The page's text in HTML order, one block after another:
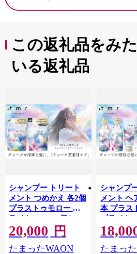
この返礼品をみ
いる返礼品
シャンプー トリート
メント つめかえ 各2個
プラストゥモロー ブ
ライト 400ml 4個セッ
ト | 美容 ヘアケア つ
めかえ 詰め替え ブリ
ーチ 口コミ 香り リピ
20,000 円
たまったWAON
シャンプ
メント ヘ
本 プラス
ブライト
美容 ヘア
え 詰め替
口コミ 香
たまっ